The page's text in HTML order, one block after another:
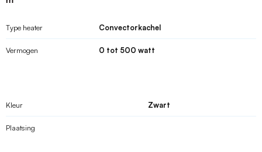
Type heater Convectorkachel
Vermogen 0 tot 500 watt
Kleur Zwart
Plaatsing